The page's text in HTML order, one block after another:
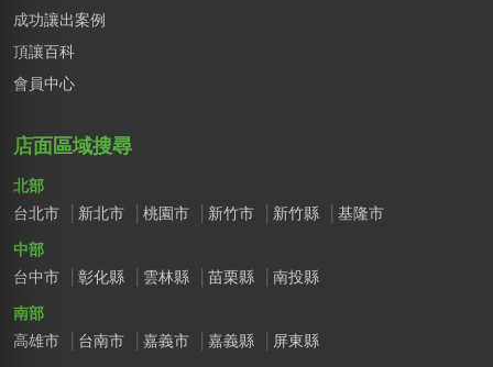
成功讓出案例
頂讓百科
會員中心
店面區域搜尋
北部
台北市
新北市 桃園市 新竹市 新竹縣
基隆市
中部
台中市
彰化縣 雲林縣 苗栗縣
南投縣
南部
高雄市
台南市 嘉義市 嘉義縣
屏東縣